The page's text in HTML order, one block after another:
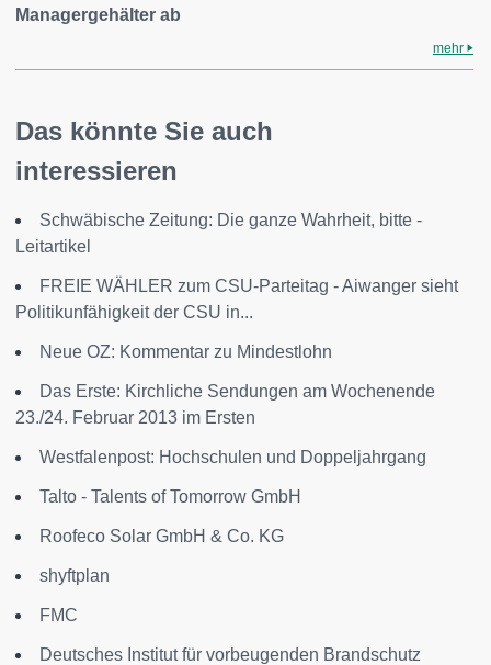
Managergehälter ab
mehr
Das könnte Sie auch
interessieren
Schwäbische Zeitung: Die ganze Wahrheit, bitte -
Leitartikel
FREIE WÄHLER zum CSU-Parteitag - Aiwanger sieht
Politikunfähigkeit der CSU in...
Neue OZ: Kommentar zu Mindestlohn
Das Erste: Kirchliche Sendungen am Wochenende
23./24. Februar 2013 im Ersten
Westfalenpost: Hochschulen und Doppeljahrgang
Talto - Talents of Tomorrow GmbH
Roofeco Solar GmbH & Co. KG
shyftplan
FMC
Deutsches Institut für vorbeugenden Brandschutz